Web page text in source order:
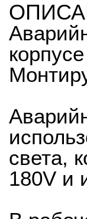
света,
180V и